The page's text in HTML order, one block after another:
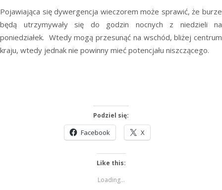
Pojawiająca się dywergencja wieczorem może sprawić, że burze
będą utrzymywały się do godzin nocnych z niedzieli na
poniedziałek. Wtedy mogą przesunąć na wschód, bliżej centrum
kraju, wtedy jednak nie powinny mieć potencjału niszczącego.
Podziel się:
Facebook X
Like this:
Loading...